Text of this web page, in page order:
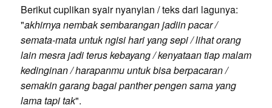
Berikut cuplikan syair nyanyian / teks dari lagunya:
"akhirnya nembak sembarangan jadiin pacar /
semata-mata untuk ngisi hari yang sepi / lihat orang
lain mesra jadi terus kebayang / kenyataan tiap malam
kedinginan / harapanmu untuk bisa berpacaran /
semakin garang bagai panther pengen sama yang
lama tapi tak".